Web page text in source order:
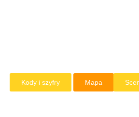
Kody i szyfry Mapa